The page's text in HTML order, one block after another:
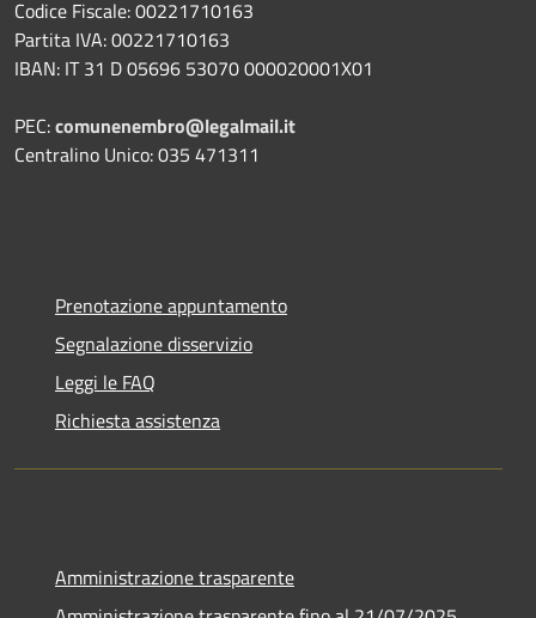
Codice Fiscale: 00221710163
Partita IVA: 00221710163
IBAN: IT 31 D 05696 53070 000020001X01
PEC:comunenembro@legalmail.it
Centralino Unico: 035 471311
Prenotazione appuntamento
Segnalazione disservizio
Leggi le FAQ
Richiesta assistenza
Amministrazione trasparente